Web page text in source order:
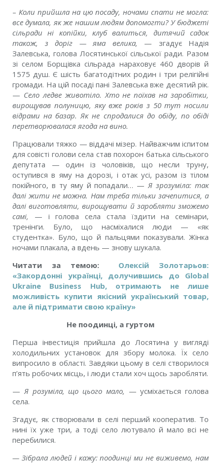
– Коли прийшла на цю посаду, ночами спати не могла:
все думала, як же нашим людям допомогти? У бюджеті
сільради ні копійки, клуб валиться, дитячий садок
також, з доріг — яма велика, — згадує Надія
Залевська, голова Лосятинської сільської ради. Разом
зі селом Борщівка сільрада нараховує 460 дворів й
1575 душ. Є шість багатодітних родин і три релігійні
громади. На цій посаді пані Залевська вже десятий рік.
— Село ледве животіло. Хто не поїхав на заробітки,
вирощував полуницю, яку вже років з 50 тут носили
відрами на базар. Як не спродалися до обіду, по обіді
перетворювалася ягода на вино.
Працювали тяжко — віддачі мізер. Найважчим іспитом
для совісті голови села став похорон батька сільського
депутата — один із чоловіків, що несли труну,
оступився в яму на дорозі, і отак усі, разом із тілом
покійного, в ту яму й попадали… —Я зрозуміла: так
далі жити не можна. Нам треба тільки зачепитися, а
далі виготовляти, вирощувати й заробляти зможемо
самі, — і голова села стала їздити на семінари,
тренінги. Було, що насміхалися люди — «як
студентка». Було, що й пальцями показували. Жінка
ночами плакала, а вдень — знову шукала.
Читати за темою: Олексій Золотарьов:
«Закордонні українці, долучившись до Global
Ukraine Business Hub, отримають не лише
можливість купити якісний український товар,
але й підтримати свою країну»
Не поодинці, а гуртом
Перша інвестиція прийшла до Лосятина у вигляді
холодильних установок для збору молока. Їх село
випросило в області. Завдяки цьому в селі створилося
п’ять робочих місць, і люди стали хоч щось заробляти.
—Я розуміла, що цього мало, — усміхається голова
села.
Згадує, як створювали в селі перший кооператив. То
нині їх уже три, а тоді село лютувало й мало всі не
перебилися.
— Зібрала людей і кажу: поодинці ми не виживемо, нам